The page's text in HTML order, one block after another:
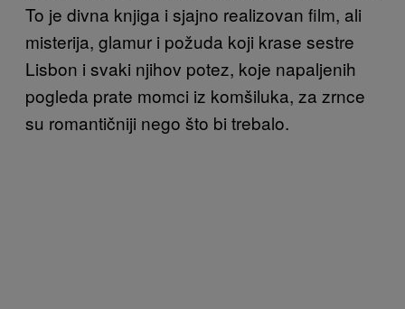
To je divna knjiga i sjajno realizovan film, ali
misterija, glamur i požuda koji krase sestre
Lisbon i svaki njihov potez, koje napaljenih
pogleda prate momci iz komšiluka, za zrnce
su romantičniji nego što bi trebalo.